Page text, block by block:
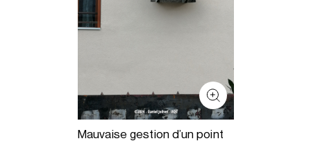
Mauvaise gestion d’un point